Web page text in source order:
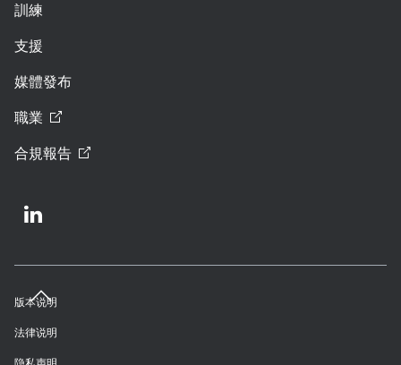
訓練
支援
媒體發布
職業
合規報告
版本说明
法律说明